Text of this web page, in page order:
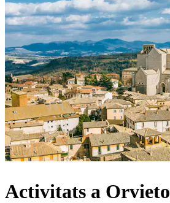
Activitats a Orvieto